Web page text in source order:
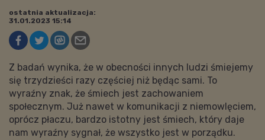
ostatnia aktualizacja:
31.01.2023 15:14
Z badań wynika, że w obecności innych ludzi śmiejemy
się trzydzieści razy częściej niż będąc sami. To
wyraźny znak, że śmiech jest zachowaniem
społecznym. Już nawet w komunikacji z niemowlęciem,
oprócz płaczu, bardzo istotny jest śmiech, który daje
nam wyraźny sygnał, że wszystko jest w porządku.